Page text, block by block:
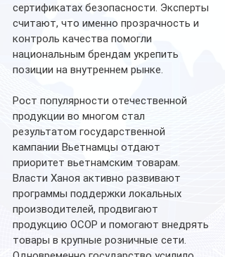
сертификатах безопасности. Эксперты
считают, что именно прозрачность и
контроль качества помогли
национальным брендам укрепить
позиции на внутреннем рынке.
Рост популярности отечественной
продукции во многом стал
результатом государственной
кампании Вьетнамцы отдают
приоритет вьетнамским товарам.
Власти Ханоя активно развивают
программы поддержки локальных
производителей, продвигают
продукцию OCOP и помогают внедрять
товары в крупные розничные сети.